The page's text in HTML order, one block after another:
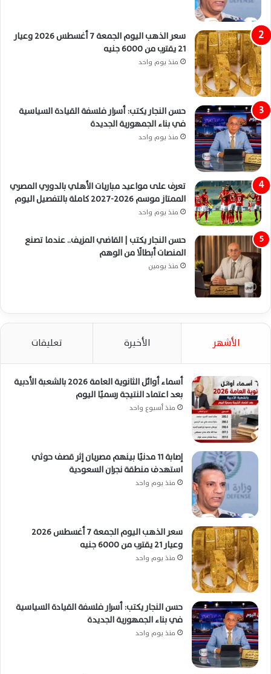
سعر الذهب اليوم الجمعة 7 أغسطس 2026 وعيار
21 يقترب من 6000 جنيه
منذ يوم واحد
حسن النجار يكتب: أسرار فلسفة القيادة السياسية
في بناء الجمهورية الجديدة
منذ يوم واحد
تعرف على مواعيد مباريات الأهلي بالدوري المصري
الممتاز موسم 2026-2027 كاملة بالتفصيل اليوم
منذ يوم واحد
حسن النجار يكتب | القاضي المزيف.. عندما تصنع
المنصات أبطالًا من الوهم
منذ يومين
الأشهر الأخيرة تعليقات
أسماء أوائل الثانوية العامة 2026 بالشعبة الأدبية
بعد اعتماد النتيجة رسميًا اليوم
منذ أسبوع واحد
إصابة 11 مدنيًا بينهم مصريان إثر قصف حوثي
استهدف منطقة نجران السعودية
منذ يوم واحد
سعر الذهب اليوم الجمعة 7 أغسطس 2026
وعيار 21 يقترب من 6000 جنيه
منذ يوم واحد
حسن النجار يكتب: أسرار فلسفة القيادة السياسية
في بناء الجمهورية الجديدة
منذ يوم واحد